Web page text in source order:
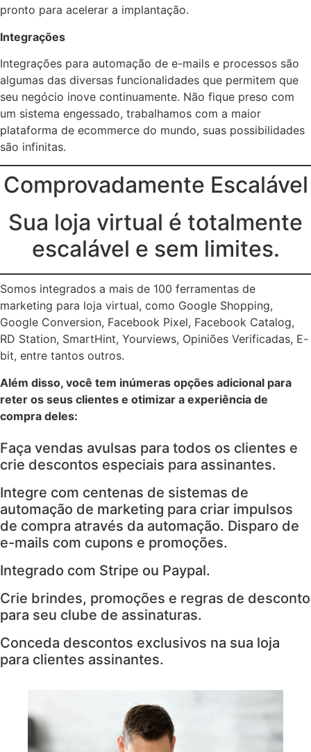
pronto para acelerar a implantação.
Integrações
Integrações para automação de e-mails e processos são
algumas das diversas funcionalidades que permitem que
seu negócio inove continuamente. Não fique preso com
um sistema engessado, trabalhamos com a maior
plataforma de ecommerce do mundo, suas possibilidades
são infinitas.
Comprovadamente Escalável
Sua loja virtual é totalmente
escalável e sem limites.
Somos integrados a mais de 100 ferramentas de
marketing para loja virtual, como Google Shopping,
Google Conversion, Facebook Pixel, Facebook Catalog,
RD Station, SmartHint, Yourviews, Opiniões Verificadas, E-
bit, entre tantos outros.
Além disso, você tem inúmeras opções adicional para
reter os seus clientes e otimizar a experiência de
compra deles:
Faça vendas avulsas para todos os clientes e
crie descontos especiais para assinantes.
Integre com centenas de sistemas de
automação de marketing para criar impulsos
de compra através da automação. Disparo de
e-mails com cupons e promoções.
Integrado com Stripe ou Paypal.
Crie brindes, promoções e regras de desconto
para seu clube de assinaturas.
Conceda descontos exclusivos na sua loja
para clientes assinantes.